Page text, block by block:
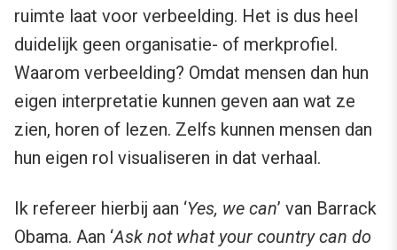
ruimte laat voor verbeelding. Het is dus heel
duidelijk geen organisatie- of merkprofiel.
Waarom verbeelding? Omdat mensen dan hun
eigen interpretatie kunnen geven aan wat ze
zien, horen of lezen. Zelfs kunnen mensen dan
hun eigen rol visualiseren in dat verhaal.
Ik refereer hierbij aan ‘Yes, we can’ van Barrack
Obama. Aan ‘Ask not what your country can do